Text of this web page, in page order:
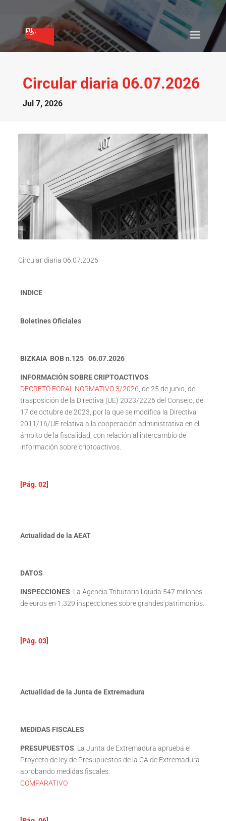
Circular diaria 06.07.2026
Jul 7, 2026
Circular diaria 06.07.2026
INDICE
Boletines Oficiales
BIZKAIA BOB n.125 06.07.2026
INFORMACIÓN SOBRE CRIPTOACTIVOS
DECRETO FORAL NORMATIVO 3/2026 , de 25 de junio, de
trasposición de la Directiva (UE) 2023/2226 del Consejo, de
17 de octubre de 2023, por la que se modifica la Directiva
2011/16/UE relativa a la cooperación administrativa en el
ámbito de la fiscalidad, con relación al intercambio de
información sobre criptoactivos.
[Pág. 02]
Actualidad de la AEAT
DATOS
INSPECCIONES . La Agencia Tributaria liquida 547 millones
de euros en 1.329 inspecciones sobre grandes patrimonios.
[Pág. 03]
Actualidad de la Junta de Extremadura
MEDIDAS FISCALES
PRESUPUESTOS . La Junta de Extremadura aprueba el
Proyecto de ley de Presupuestos de la CA de Extremadura
aprobando medidas fiscales.
COMPARATIVO